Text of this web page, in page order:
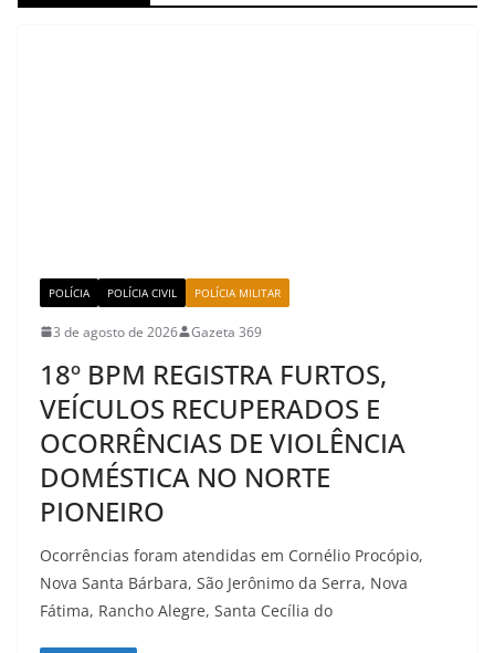
POLÍCIA POLÍCIA CIVIL POLÍCIA MILITAR
3 de agosto de 2026 Gazeta 369
18º BPM REGISTRA FURTOS,
VEÍCULOS RECUPERADOS E
OCORRÊNCIAS DE VIOLÊNCIA
DOMÉSTICA NO NORTE
PIONEIRO
Ocorrências foram atendidas em Cornélio Procópio,
Nova Santa Bárbara, São Jerônimo da Serra, Nova
Fátima, Rancho Alegre, Santa Cecília do